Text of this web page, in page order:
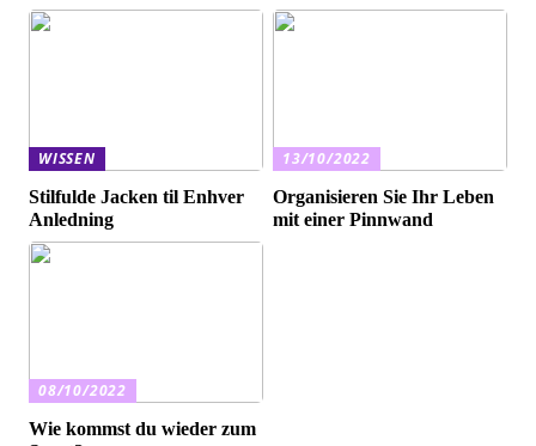
WISSEN
Stilfulde Jacken til Enhver
Anledning
13/10/2022
Organisieren Sie Ihr Leben
mit einer Pinnwand
08/10/2022
Wie kommst du wieder zum